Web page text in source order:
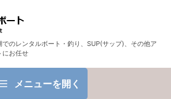
のレンタルボート・釣り、SUP(サップ)、その他ア
にお任せ
メニューを開く